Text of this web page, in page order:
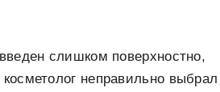
слишком поверхностно,
неправильно выбрал